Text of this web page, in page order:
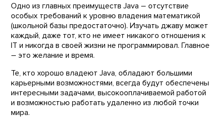
Одно из главных преимуществ Java – отсутствие
особых требований к уровню владения математикой
(школьной базы предостаточно). Изучать джаву может
каждый, даже тот, кто не имеет никакого отношения к
IT и никогда в своей жизни не программировал. Главное
– это желание и время.
Те, кто хорошо владеют Java, обладают большими
карьерными возможностями, всегда будут обеспечены
интересными задачами, высокооплачиваемой работой
и возможностью работать удаленно из любой точки
мира.